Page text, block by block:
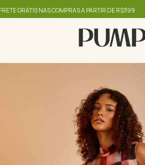
NAS COMPRAS A PARTIR DE R$399 até